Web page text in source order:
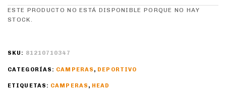
ESTE PRODUCTO NO ESTÁ DISPONIBLE PORQUE NO HAY
STOCK.
SKU: 81210710347
CATEGORÍAS: CAMPERAS , DEPORTIVO
ETIQUETAS: CAMPERAS , HEAD